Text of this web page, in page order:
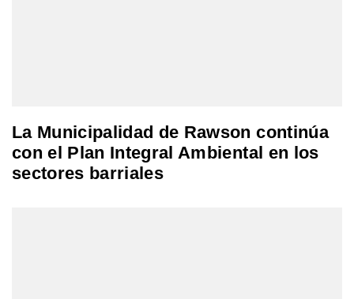
La Municipalidad de Rawson continúa
con el Plan Integral Ambiental en los
sectores barriales